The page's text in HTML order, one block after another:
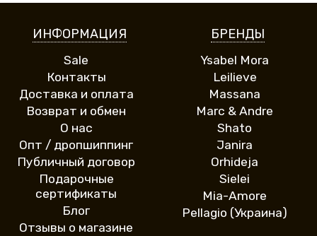
ИНФОРМАЦИЯ
Sale
Контакты
Доставка и оплата
Возврат и обмен
О нас
Опт / дропшиппинг
Публичный договор
Подарочные
сертификаты
Блог
Отзывы о магазине
БРЕНДЫ
Ysabel Mora
Leilieve
Massana
Marc & Andre
Shato
Janira
Orhideja
Sielei
Mia-Amore
Pellagio (Украина)